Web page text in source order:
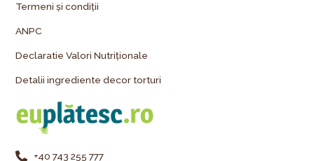
Termeni și condiții
ANPC
Declaratie Valori Nutriționale
Detalii ingrediente decor torturi
+40 743 255 777